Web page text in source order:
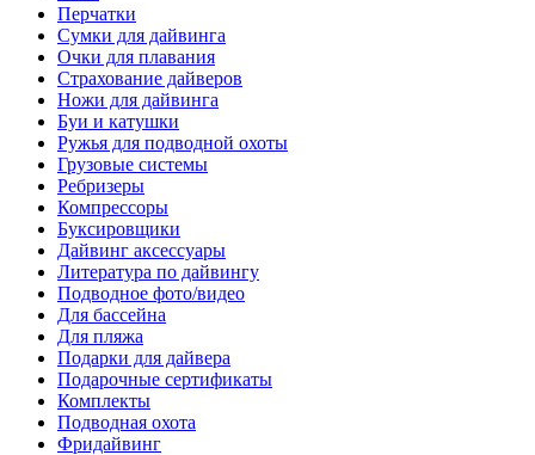
Перчатки
Сумки для дайвинга
Очки для плавания
Страхование дайверов
Ножи для дайвинга
Буи и катушки
Ружья для подводной охоты
Грузовые системы
Ребризеры
Компрессоры
Буксировщики
Дайвинг аксессуары
Литература по дайвингу
Подводное фото/видео
Для бассейна
Для пляжа
Подарки для дайвера
Подарочные сертификаты
Комплекты
Подводная охота
Фридайвинг